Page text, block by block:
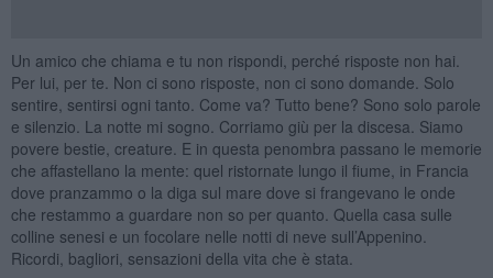
Un amico che chiama e tu non rispondi, perché risposte non hai.
Per lui, per te. Non ci sono risposte, non ci sono domande. Solo
sentire, sentirsi ogni tanto. Come va? Tutto bene? Sono solo parole
e silenzio. La notte mi sogno. Corriamo giù per la discesa. Siamo
povere bestie, creature. E in questa penombra passano le memorie
che affastellano la mente: quel ristornate lungo il fiume, in Francia
dove pranzammo o la diga sul mare dove si frangevano le onde
che restammo a guardare non so per quanto. Quella casa sulle
colline senesi e un focolare nelle notti di neve sull’Appenino.
Ricordi, bagliori, sensazioni della vita che è stata.